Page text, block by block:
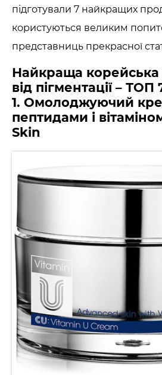
підготували 7 найкращих
користуються великим
представниць прекрасної
Найкраща корейська
від пігментації – ТОП
1. Омолоджуючий
пептидами і
Skin